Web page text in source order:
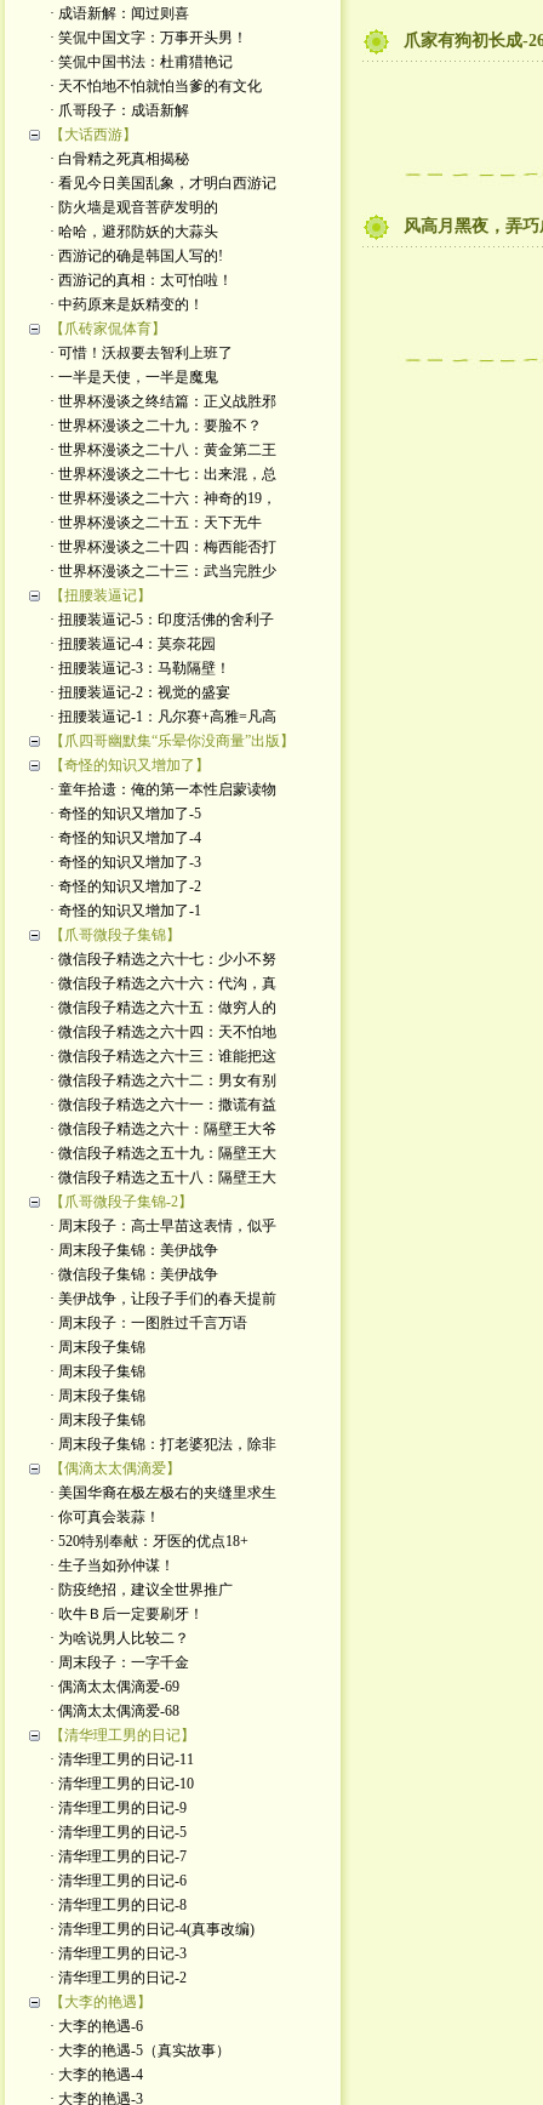
· 成语新解：闻过则喜
· 笑侃中国文字：万事开头男！
· 笑侃中国书法：杜甫猎艳记
· 天不怕地不怕就怕当爹的有文化
· 爪哥段子：成语新解
【大话西游】
· 白骨精之死真相揭秘
· 看见今日美国乱象，才明白西游记
· 防火墙是观音菩萨发明的
· 哈哈，避邪防妖的大蒜头
· 西游记的确是韩国人写的!
· 西游记的真相：太可怕啦！
· 中药原来是妖精变的！
【爪砖家侃体育】
· 可惜！沃叔要去智利上班了
· 一半是天使，一半是魔鬼
· 世界杯漫谈之终结篇：正义战胜邪
· 世界杯漫谈之二十九：要脸不？
· 世界杯漫谈之二十八：黄金第二王
· 世界杯漫谈之二十七：出来混，总
· 世界杯漫谈之二十六：神奇的19，
· 世界杯漫谈之二十五：天下无牛
· 世界杯漫谈之二十四：梅西能否打
· 世界杯漫谈之二十三：武当完胜少
【扭腰装逼记】
· 扭腰装逼记-5：印度活佛的舍利子
· 扭腰装逼记-4：莫奈花园
· 扭腰装逼记-3：马勒隔壁！
· 扭腰装逼记-2：视觉的盛宴
· 扭腰装逼记-1：凡尔赛+高雅=凡高
【爪四哥幽默集“乐晕你没商量”出版】
【奇怪的知识又增加了】
· 童年拾遗：俺的第一本性启蒙读物
· 奇怪的知识又增加了-5
· 奇怪的知识又增加了-4
· 奇怪的知识又增加了-3
· 奇怪的知识又增加了-2
· 奇怪的知识又增加了-1
【爪哥微段子集锦】
· 微信段子精选之六十七：少小不努
· 微信段子精选之六十六：代沟，真
· 微信段子精选之六十五：做穷人的
· 微信段子精选之六十四：天不怕地
· 微信段子精选之六十三：谁能把这
· 微信段子精选之六十二：男女有别
· 微信段子精选之六十一：撒谎有益
· 微信段子精选之六十：隔壁王大爷
· 微信段子精选之五十九：隔壁王大
· 微信段子精选之五十八：隔壁王大
【爪哥微段子集锦-2】
· 周末段子：高士早苗这表情，似乎
· 周末段子集锦：美伊战争
· 微信段子集锦：美伊战争
· 美伊战争，让段子手们的春天提前
· 周末段子：一图胜过千言万语
· 周末段子集锦
· 周末段子集锦
· 周末段子集锦
· 周末段子集锦
· 周末段子集锦：打老婆犯法，除非
【偶滴太太偶滴爱】
· 美国华裔在极左极右的夹缝里求生
· 你可真会装蒜！
· 520特别奉献：牙医的优点18+
· 生子当如孙仲谋！
· 防疫绝招，建议全世界推广
· 吹牛Ｂ后一定要刷牙！
· 为啥说男人比较二？
· 周末段子：一字千金
· 偶滴太太偶滴爱-69
· 偶滴太太偶滴爱-68
【清华理工男的日记】
· 清华理工男的日记-11
· 清华理工男的日记-10
· 清华理工男的日记-9
· 清华理工男的日记-5
· 清华理工男的日记-7
· 清华理工男的日记-6
· 清华理工男的日记-8
· 清华理工男的日记-4(真事改编)
· 清华理工男的日记-3
· 清华理工男的日记-2
【大李的艳遇】
· 大李的艳遇-6
· 大李的艳遇-5（真实故事）
· 大李的艳遇-4
· 大李的艳遇-3
爪家有狗初长成-
风高月黑夜，弄